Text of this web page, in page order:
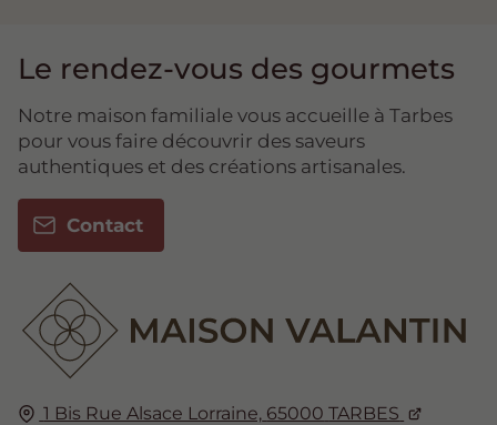
1 Bis Rue Alsace Lorraine, 65000 TARBES
Le rendez-vous des gourmets
Notre maison familiale vous accueille à Tarbes
pour vous faire découvrir des saveurs
authentiques et des créations artisanales.
Contact